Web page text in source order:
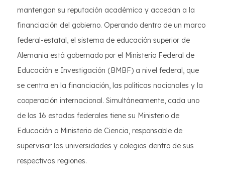
mantengan su reputación académica y accedan a la
financiación del gobierno. Operando dentro de un marco
federal-estatal, el sistema de educación superior de
Alemania está gobernado por el Ministerio Federal de
Educación e Investigación (BMBF) a nivel federal, que
se centra en la financiación, las políticas nacionales y la
cooperación internacional. Simultáneamente, cada uno
de los 16 estados federales tiene su Ministerio de
Educación o Ministerio de Ciencia, responsable de
supervisar las universidades y colegios dentro de sus
respectivas regiones.